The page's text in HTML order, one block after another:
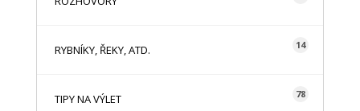
RYBNÍKY, ŘEKY, ATD. 14
TIPY NA VÝLET 78